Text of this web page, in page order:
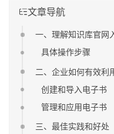
文章导航
一、理解知识库官网
具体操作步骤
二、企业如何有效利
创建和导入电子书
管理和应用电子书
三、最佳实践和好处